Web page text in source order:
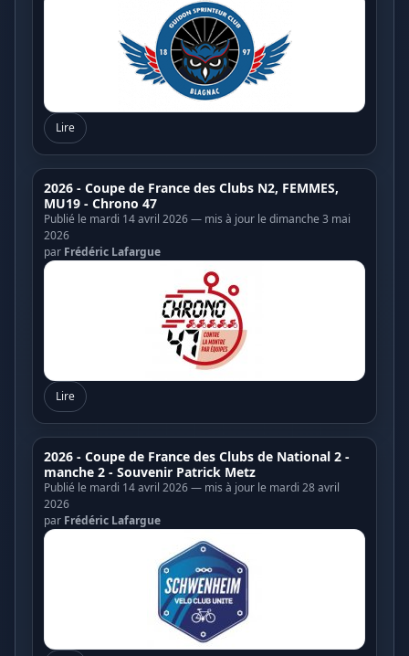
Lire
2026 - Coupe de France des Clubs N2, FEMMES,
MU19 - Chrono 47
Publié le mardi 14 avril 2026 — mis à jour le dimanche 3 mai
2026
par Frédéric Lafargue
Lire
2026 - Coupe de France des Clubs de National 2 -
manche 2 - Souvenir Patrick Metz
Publié le mardi 14 avril 2026 — mis à jour le mardi 28 avril
2026
par Frédéric Lafargue